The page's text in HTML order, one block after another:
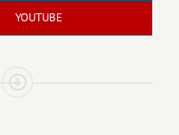
YOUTUBE